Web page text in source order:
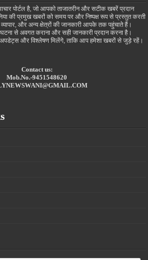
पोर्टल है, जो आपको ताजातरीन और सटीक खबरें प्रदान
की प्रमुख खबरों को समय पर और निष्पक्ष रूप से प्रस्तुत करती
और अन्य क्षेत्रों की जानकारी आपके तक पहुंचाते हैं।
घटना से अवगत कराना और सही जानकारी प्रदान करना है।
और विश्लेषण मिलेंगे, ताकि आप हमेशा खबरों से जुड़े रहें।
Contact us:
Mob.No.-9451548620